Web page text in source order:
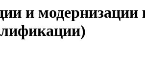
и модернизации